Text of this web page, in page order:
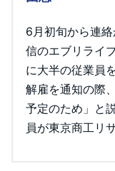
6月初旬から連
信のエブリライ
に大半の従業員
解雇を通知の際
予定のため」と
員が東京商工リ